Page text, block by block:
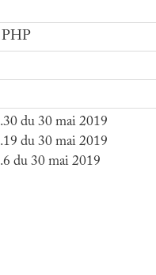
PHP
du 30 mai 2019
du 30 mai 2019
du 30 mai 2019